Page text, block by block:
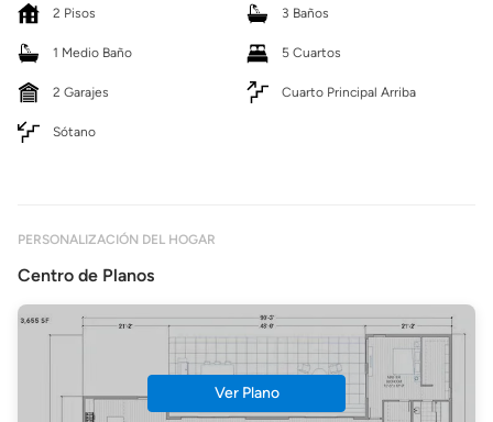
2 Pisos 3 Baños
1 Medio Baño 5 Cuartos
2 Garajes Cuarto Principal Arriba
Sótano
PERSONALIZACIÓN DEL HOGAR
Centro de Planos
Ver Plano